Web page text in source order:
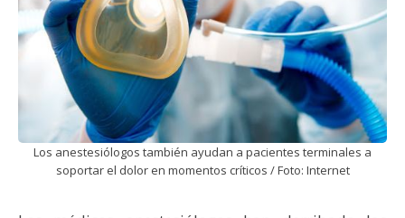
Los anestesiólogos también ayudan a pacientes terminales a
soportar el dolor en momentos críticos / Foto: Internet